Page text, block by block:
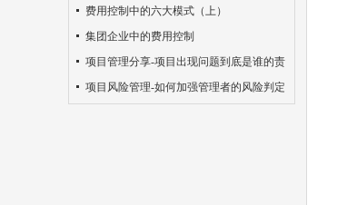
费用控制中的六大模式（上）
集团企业中的费用控制
项目管理分享-项目出现问题到底是谁的责
任？
项目风险管理-如何加强管理者的风险判定